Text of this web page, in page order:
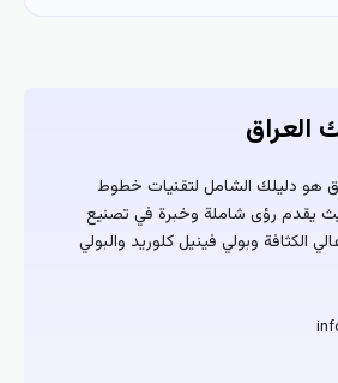
العراق
هو دليلك الشامل لتقنيات خطوط
يقدم رؤى شاملة وخبرة في تصنيع
الكثافة وبولي فينيل كلوريد والبولي